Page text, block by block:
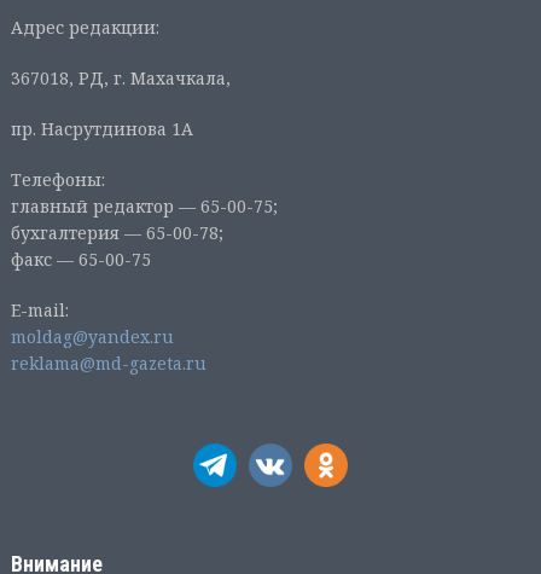
Адрес редакции:
367018, РД, г. Махачкала,
пр. Насрутдинова 1А
Телефоны:
главный редактор — 65-00-75;
бухгалтерия — 65-00-78;
факс — 65-00-75
E-mail:
moldag@yandex.ru
reklama@md-gazeta.ru
Внимание